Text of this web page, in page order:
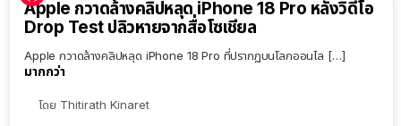
Apple กวาดล้างคลิปหลุด iPhone 18 Pro หลังวิดีโอ
Drop Test ปลิวหายจากสื่อโซเชียล
Apple กวาดล้างคลิปหลุด iPhone 18 Pro ที่ปรากฏบนโลกออนไล […]
มากกว่า
โดย Thitirath Kinaret